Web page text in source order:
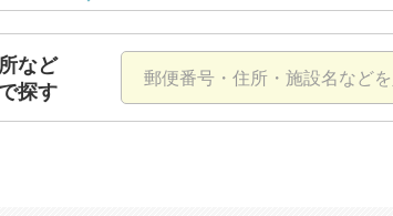
など
探す